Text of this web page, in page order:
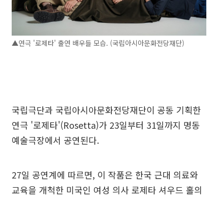
▲연극 '로제타' 출연 배우들 모습. (국립아시아문화전당재단)
국립극단과 국립아시아문화전당재단이 공동 기획한
연극 '로제타'(Rosetta)가 23일부터 31일까지 명동
예술극장에서 공연된다.
27일 공연계에 따르면, 이 작품은 한국 근대 의료와
교육을 개척한 미국인 여성 의사 로제타 셔우드 홀의